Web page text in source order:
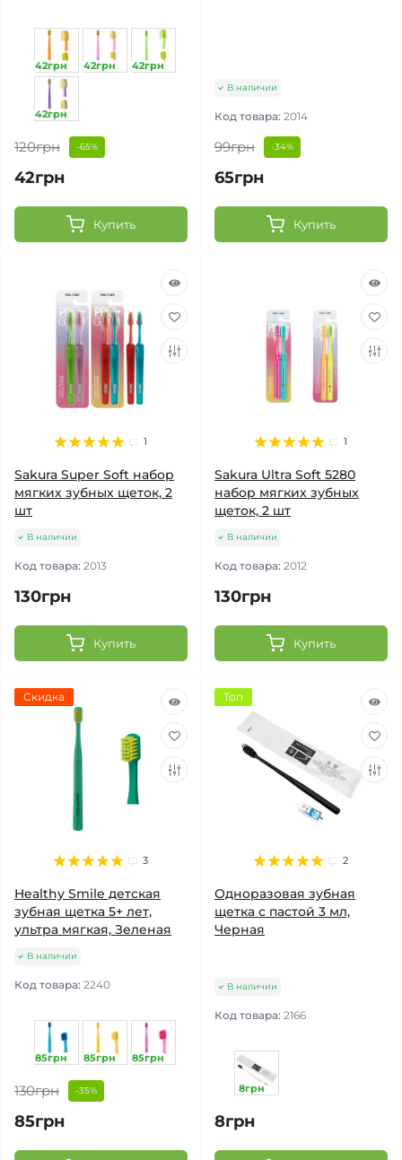
42грн 42грн 42грн
42грн
120грн -65%
42грн
Купить
В наличии
Код товара: 2014
99грн -34%
65грн
Купить
1
Sakura Super Soft набор
мягких зубных щеток, 2
шт
В наличии
Код товара: 2013
130грн
Купить
1
Sakura Ultra Soft 5280
набор мягких зубных
щеток, 2 шт
В наличии
Код товара: 2012
130грн
Купить
Скидка
3
Healthy Smile детская
зубная щетка 5+ лет,
ультра мягкая, Зеленая
В наличии
Код товара: 2240
85грн 85грн 85грн
130грн -35%
85грн
Топ
2
Одноразовая зубная
щетка с пастой 3 мл,
Черная
В наличии
Код товара: 2166
8грн
8грн